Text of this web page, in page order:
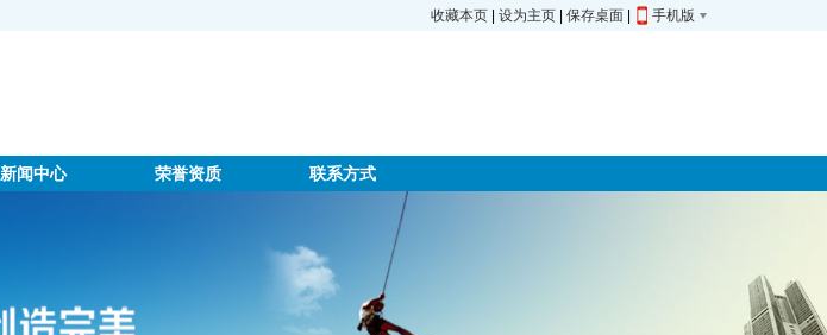
收藏本页 设为主页 保存桌面 手机版
新闻中心 荣誉资质 联系方式